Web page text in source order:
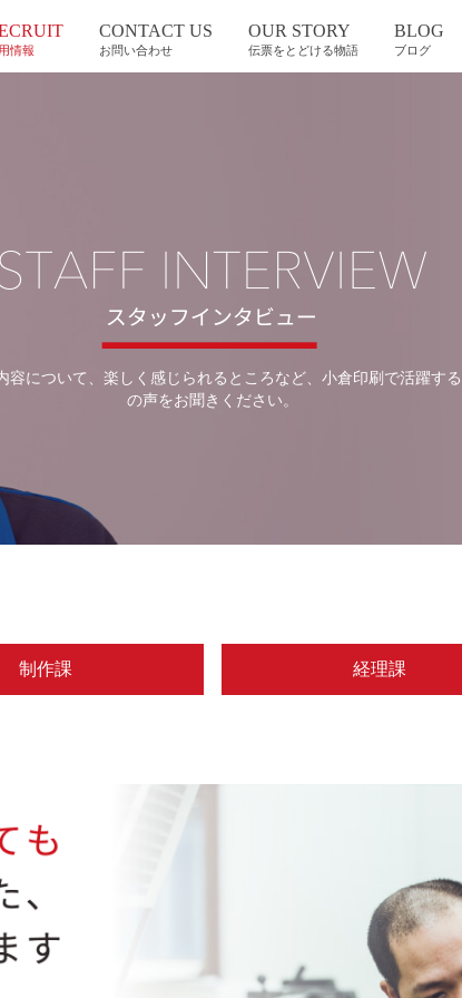
情報
CONTACT US
お問い合わせ
OUR STORY
伝票をとどける物語
BLOG
ブログ
容について、楽しく感じられるところなど、小倉印刷で活躍す
の声をお聞きください。
制作課 経理課